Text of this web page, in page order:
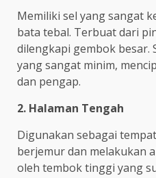
Memiliki sel yang sangat
bata tebal. Terbuat dari
dilengkapi gembok besar.
yang sangat minim,
dan pengap.
2. Halaman Tengah
Digunakan sebagai
berjemur dan melakukan
oleh tembok tinggi yang